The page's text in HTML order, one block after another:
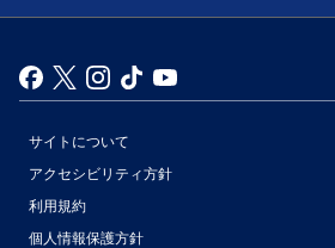
サイトについて
アクセシビリティ方針
利用規約
個人情報保護方針